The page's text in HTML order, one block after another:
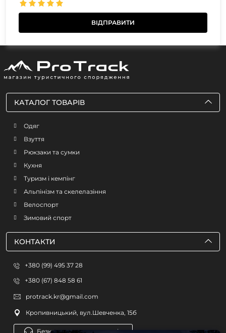
КАТАЛОГ ТОВАРІВ
Одяг
Взуття
Рюкзаки та сумки
Кухня
Туризм і кемпінг
Альпінізм та скелелазіння
Велоспорт
Зимовий спорт
КОНТАКТИ
+380 (99) 495 37 28
+380 (67) 848 58 61
protrack.kr@gmail.com
Кропивницький, вул.Шевченка, 15б
Безкоштовна консультація